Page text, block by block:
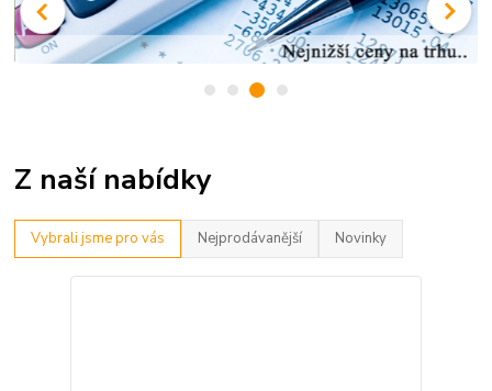
Z naší nabídky
Vybrali jsme pro vás Nejprodávanější Novinky